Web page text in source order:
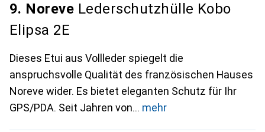
9. Noreve Lederschutzhülle Kobo
Elipsa 2E
Dieses Etui aus Vollleder spiegelt die
anspruchsvolle Qualität des französischen Hauses
Noreve wider. Es bietet eleganten Schutz für Ihr
GPS/PDA. Seit Jahren von
mehr